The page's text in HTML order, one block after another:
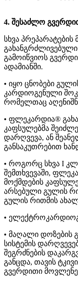
4. შესაძლო
სხვა
გამოიწვიოს
ადამიანში.
• იყო ცნობები
კარდიოგენული
რომელთაც
• ფლეკარდია®
კაფსულებმა
დარღვევა, ან
განსაკუთრებით
• როგორც სხვა I
შემთხვევაში,
მოქმდების
არსებული გულის
გულის რითმის
•
• მაღალი დოზების
სისტემის
შეგრძნების
განცდა, თავის
გვერდითი